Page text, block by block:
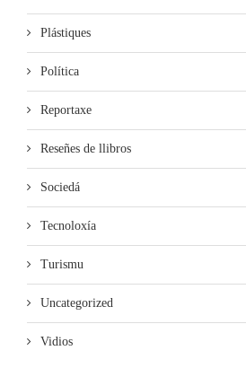
Payares acueye les XLI Xornaes
Internacionales d’Estudiu de...
Plástiques
Política
Reportaxe
Reseñes de llibros
Sociedá
Tecnoloxía
Turismu
Uncategorized
Vidios